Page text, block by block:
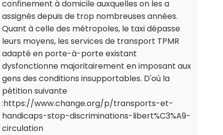
confinement à domicile auxquelles on les a
assignés depuis de trop nombreuses années.
Quant à celle des métropoles, le taxi dépasse
leurs moyens, les services de transport TPMR
adapté en porte-à-porte existant
dysfonctionne majoritairement en imposant aux
gens des conditions insupportables. D'où la
pétition suivante
:https://www.change.org/p/transports-et-
handicaps-stop-discriminations-libert%C3%A9-
circulation